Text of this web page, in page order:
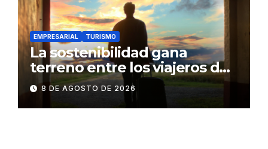
EMPRESARIAL TURISMO
La sostenibilidad gana
terreno entre los viajeros de
negocios
8 DE AGOSTO DE 2026